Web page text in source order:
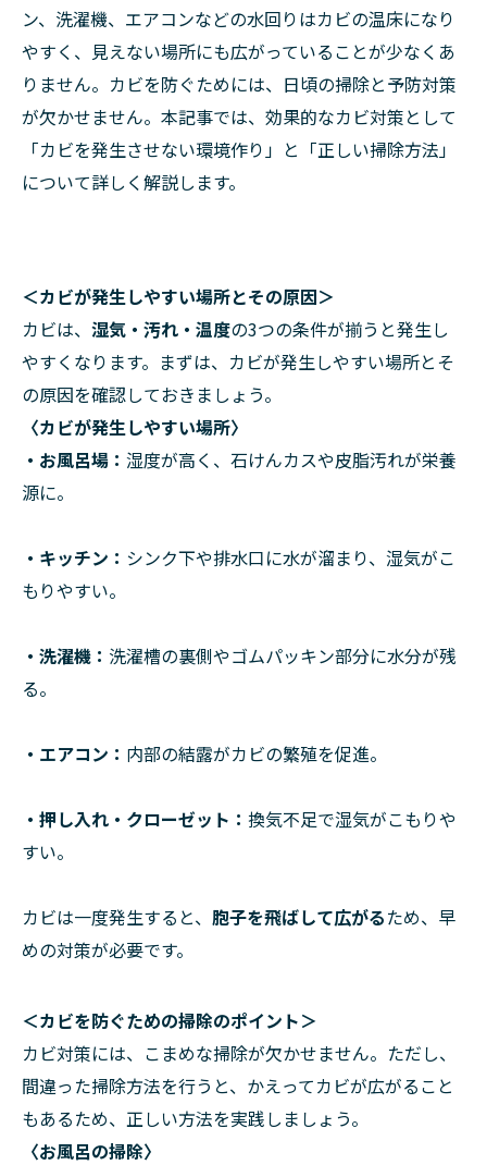
ン、洗濯機、エアコンなどの水回りはカビの温床になり
やすく、見えない場所にも広がっていることが少なくあ
りません。カビを防ぐためには、日頃の掃除と予防対策
が欠かせません。本記事では、効果的なカビ対策として
「カビを発生させない環境作り」と「正しい掃除方法」
について詳しく解説します。
＜カビが発生しやすい場所とその原因＞
カビは、 湿気・汚れ・温度の3つの条件が揃うと発生し
やすくなります。まずは、カビが発生しやすい場所とそ
の原因を確認しておきましょう。
〈カビが発生しやすい場所〉
・お風呂場 ： 湿度が高く、石けんカスや皮脂汚れが栄養
源に。
・キッチン ： シンク下や排水口に水が溜まり、湿気がこ
もりやすい。
・洗濯機 ： 洗濯槽の裏側やゴムパッキン部分に水分が残
る。
・エアコン ： 内部の結露がカビの繁殖を促進。
・押し入れ・クローゼット ： 換気不足で湿気がこもりや
すい。
カビは一度発生すると、 胞子を飛ばして広がるため、早
めの対策が必要です。
＜カビを防ぐための掃除のポイント＞
カビ対策には、こまめな掃除が欠かせません。ただし、
間違った掃除方法を行うと、かえってカビが広がること
もあるため、正しい方法を実践しましょう。
〈お風呂の掃除〉